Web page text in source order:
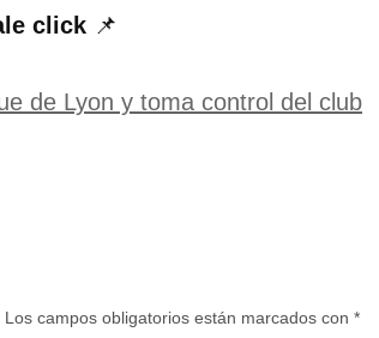
click 📌
de Lyon y toma control del club
Los campos obligatorios están marcados con *